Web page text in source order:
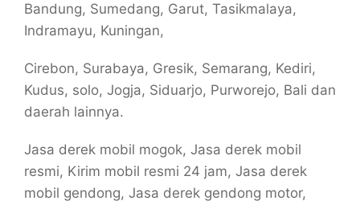
Bandung, Sumedang, Garut, Tasikmalaya,
Indramayu, Kuningan,
Cirebon, Surabaya, Gresik, Semarang, Kediri,
Kudus, solo, Jogja, Siduarjo, Purworejo, Bali dan
daerah lainnya.
Jasa derek mobil mogok, Jasa derek mobil
resmi, Kirim mobil resmi 24 jam, Jasa derek
mobil gendong, Jasa derek gendong motor,